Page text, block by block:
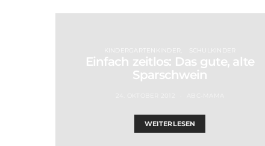
KINDERGARTENKINDER SCHULKINDER
Einfach zeitlos: Das gute, alte
Sparschwein
WEITERLESEN